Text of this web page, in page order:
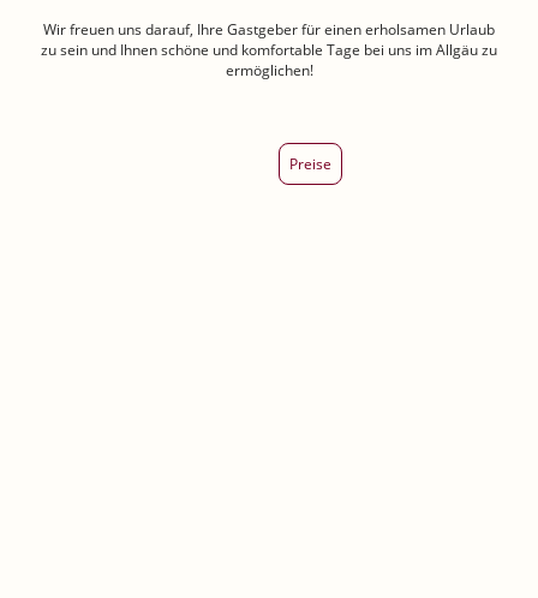
Wir freuen uns darauf, Ihre Gastgeber für einen erholsamen Urlaub
zu sein und Ihnen schöne und komfortable Tage bei uns im Allgäu zu
ermöglichen!
Preise